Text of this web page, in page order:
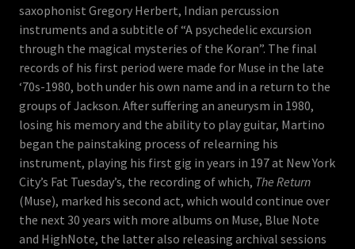
saxophonist Gregory Herbert, Indian percussion
instruments and a subtitle of “A psychedelic excursion
through the magical mysteries of the Koran”. The final
records of his first period were made for Muse in the late
‘70s-1980, both under his own name and in a return to the
groups of Jackson. After suffering an aneurysm in 1980,
losing his memory and the ability to play guitar, Martino
began the painstaking process of relearning his
instrument, playing his first gig in years in 197 at New York
City’s Fat Tuesday’s, the recording of which, The Return
(Muse), marked his second act, which would continue over
the next 30 years with more albums on Muse, Blue Note
and HighNote, the latter also releasing archival sessions